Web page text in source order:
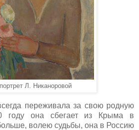
Л. Никаноровой
переживала за свою родную
году она сбегает из Крыма в
волею судьбы, она в Россию